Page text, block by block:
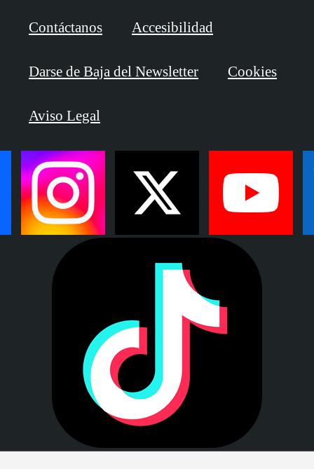
Contáctanos Accesibilidad
Darse de Baja del Newsletter Cookies
Aviso Legal